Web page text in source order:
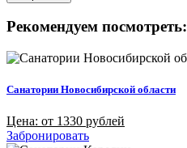
Рекомендуем посмотреть:
Санатории Новосибирской области
Цена: от 1330 рублей
Забронировать